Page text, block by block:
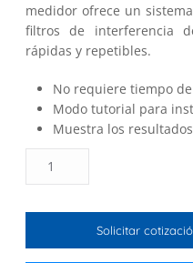
medidor ofrece un
filtros de interferencia
rápidas y repetibles.
No requiere tiempo
Modo tutorial para
Muestra los
para
(Kit
Solicitar